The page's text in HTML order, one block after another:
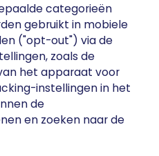
categorieën
gebruikt in mobiele
("opt-out") via de
zoals de
het apparaat voor
instellingen in het
de
en zoeken naar de